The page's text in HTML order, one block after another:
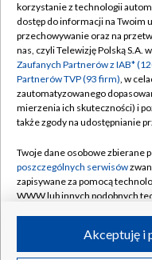
Abonament TVP
Emisja w TVP
Centrum informacji
Naziemna Telewizja
Rada Programowa
System NOS
Informacje o nadawcy
Program dla prasy
korzystanie z technologii
dostęp do informacji na Twoim
przechowywanie oraz na
nas, czyli Telewizję Polską S.A.
Zaufanych Partnerów z IAB*
Partnerów TVP (93 firm), w
zautomatyzowanego
mierzenia ich skuteczności) i
także zgody na udostępnianie
Twoje dane osobowe zbierane
poszczególnych serwisów
zapisywane za pomocą
WWW lub innych podobnych
ruchu w Internecie.Akceptuję i